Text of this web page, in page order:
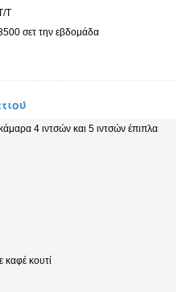
Τ
σετ την εβδομάδα
4 ιντσών και 5 ιντσών έπιπλα
καφέ κουτί